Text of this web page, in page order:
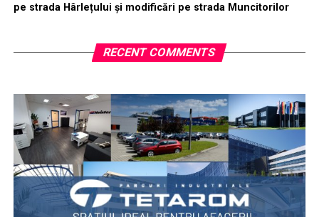
pe strada Hârlețului și modificări pe strada Muncitorilor
RECENT COMMENTS